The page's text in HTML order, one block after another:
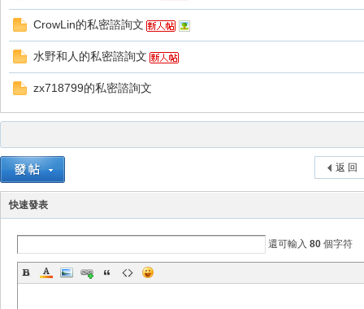
CrowLin的私密諮詢文
水野和人的私密諮詢文
zx718799的私密諮詢文
返 回
快速發表
還可輸入 80 個字符